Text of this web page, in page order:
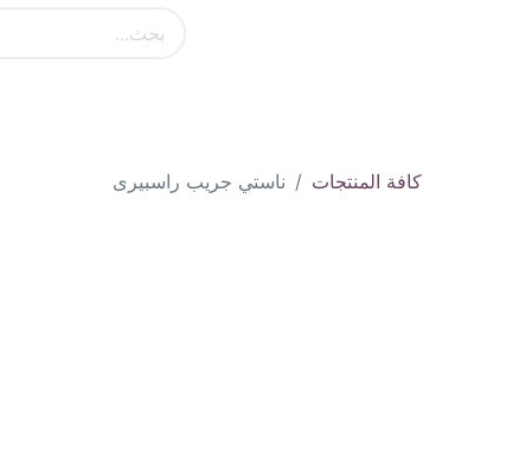
كافة المنتجات ناستي جريب راسبيرى